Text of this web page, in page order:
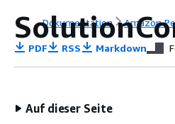
Dokumentation Amazon
PDF RSS Markdown
Auf dieser Seite